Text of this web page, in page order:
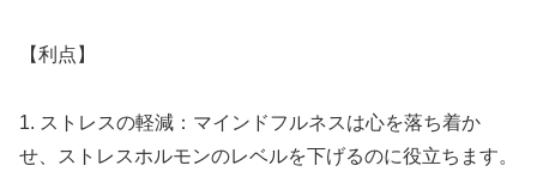
【利点】
1. ストレスの軽減：マインドフルネスは心を落ち着か
せ、ストレスホルモンのレベルを下げるのに役立ちます。